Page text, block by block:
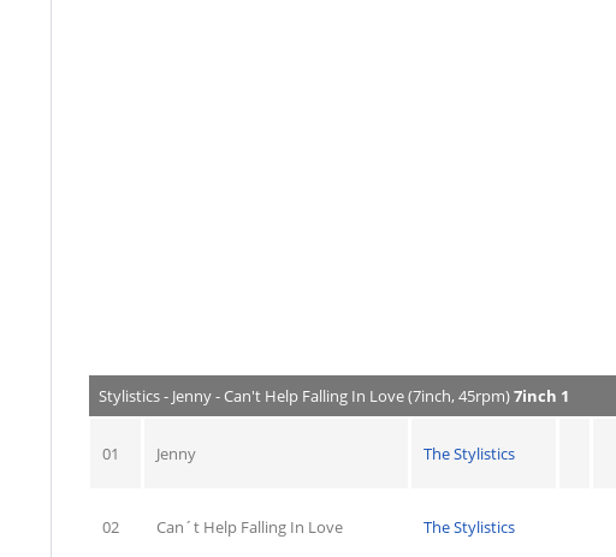
Stylistics - Jenny - Can't Help Falling In Love (7inch, 45rpm)7inch 1
01 Jenny The Stylistics
02 Can´t Help Falling In Love The Stylistics